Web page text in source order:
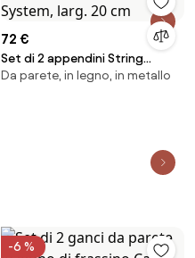
72 €
Set di 2 appendini String
System, larg. 20 cm
Da parete, in legno, in metallo
-6 %